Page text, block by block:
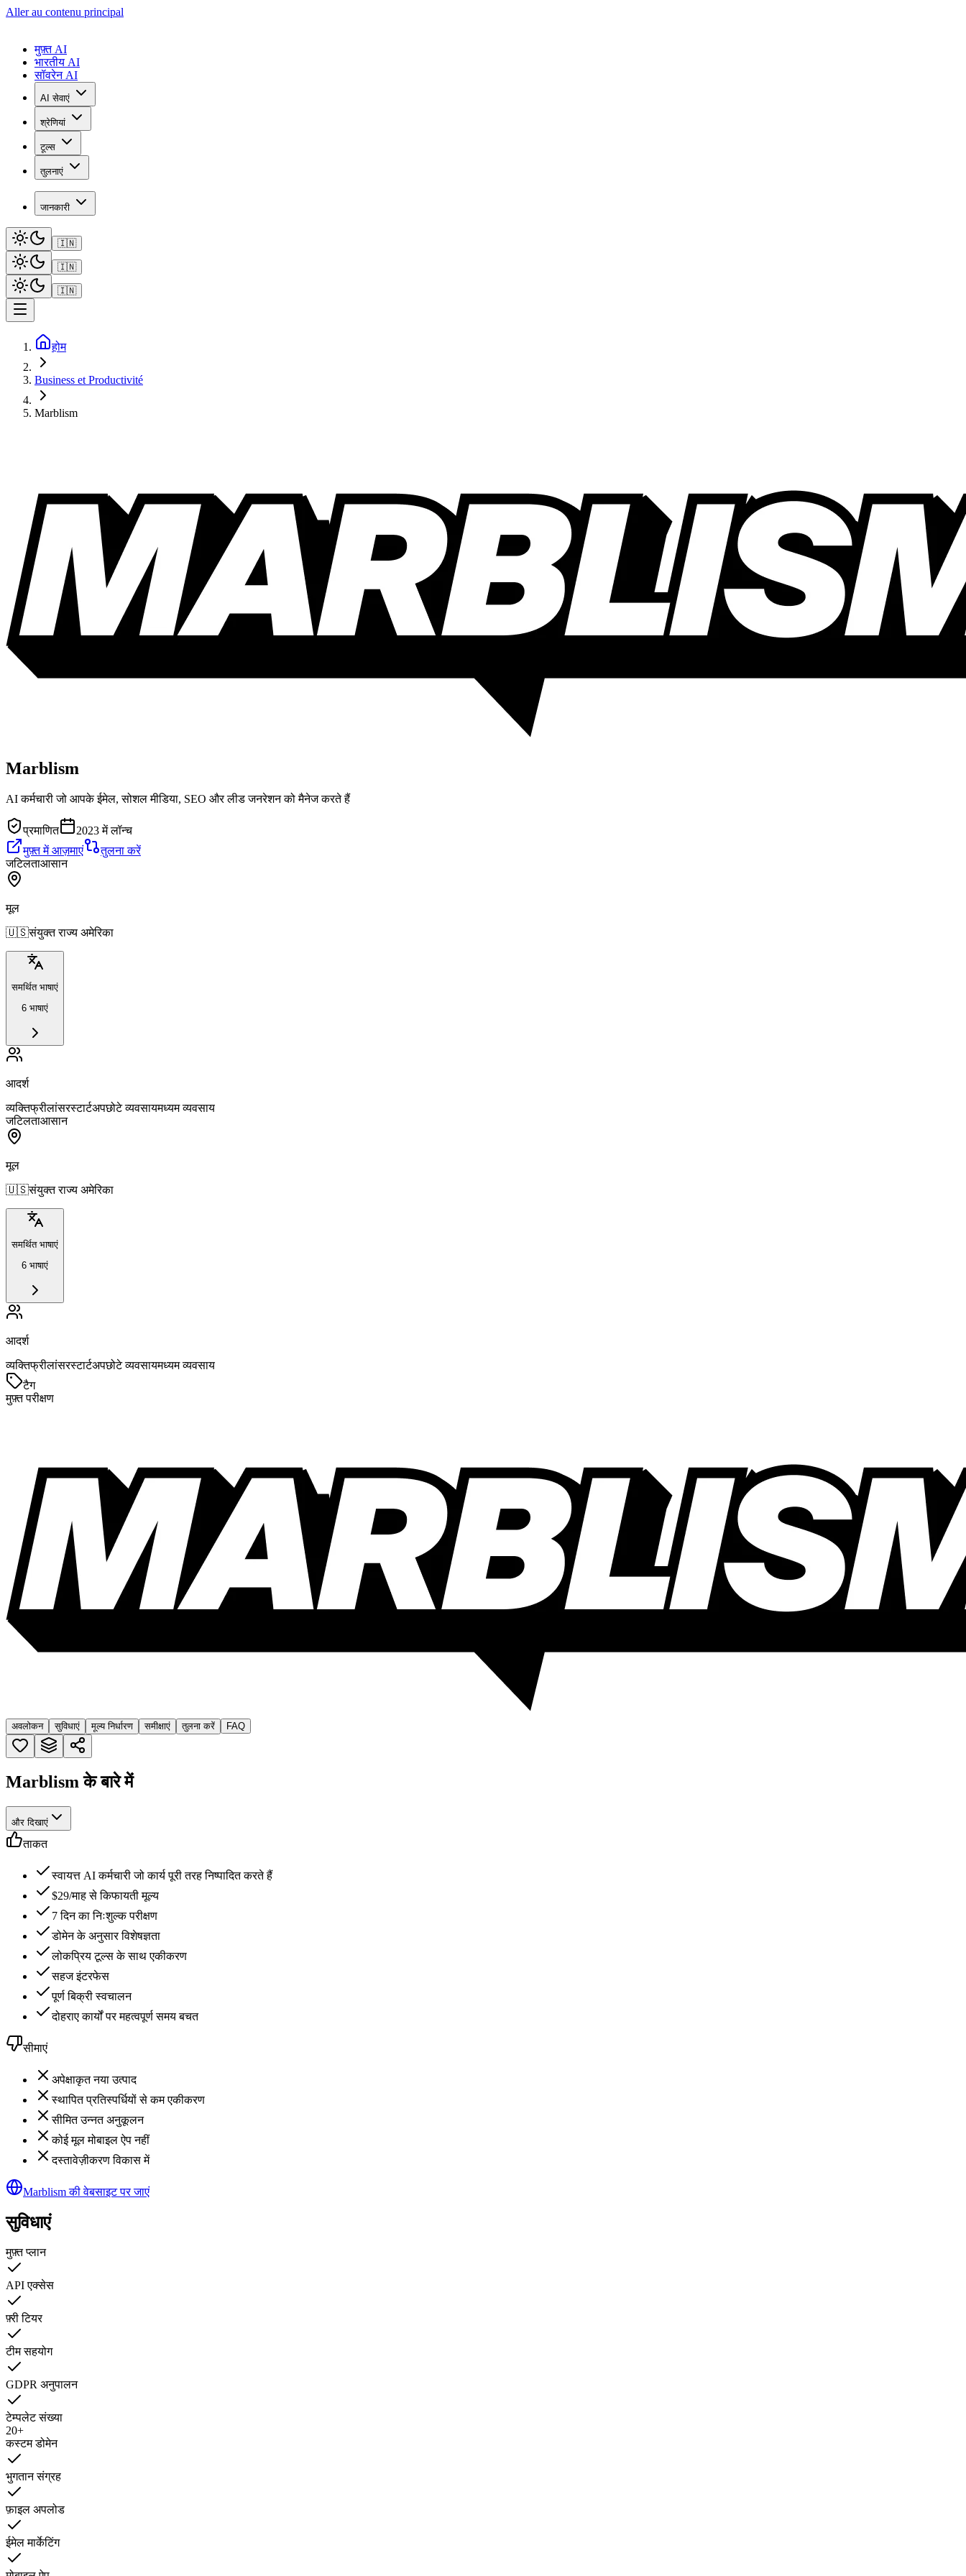
Aller au contenu principal
मुफ़्त AI
भारतीय AI
सॉवरेन AI
AI सेवाएं
श्रेणियां
टूल्स
तुलनाएं
जानकारी
🇮🇳
🇮🇳
🇮🇳
होम
Business et Productivité
Marblism
Marblism
AI कर्मचारी जो आपके ईमेल, सोशल मीडिया, SEO और लीड जनरेशन को मैनेज करते हैं
प्रमाणित
2023 में लॉन्च
मुफ़्त में आज़माएं
तुलना करें
जटिलताआसान
मूल
🇺🇸संयुक्त राज्य अमेरिका
समर्थित भाषाएं
6 भाषाएं
आदर्श
व्यक्तिफ्रीलांसरस्टार्टअपछोटे व्यवसायमध्यम व्यवसाय
जटिलताआसान
मूल
🇺🇸संयुक्त राज्य अमेरिका
समर्थित भाषाएं
6 भाषाएं
आदर्श
व्यक्तिफ्रीलांसरस्टार्टअपछोटे व्यवसायमध्यम व्यवसाय
टैग
मुफ़्त परीक्षण
अवलोकन सुविधाएं मूल्य निर्धारण समीक्षाएं तुलना करें FAQ
Marblism के बारे में
और दिखाएं
ताकत
स्वायत्त AI कर्मचारी जो कार्य पूरी तरह निष्पादित करते हैं
$29/माह से किफायती मूल्य
7 दिन का निःशुल्क परीक्षण
डोमेन के अनुसार विशेषज्ञता
लोकप्रिय टूल्स के साथ एकीकरण
सहज इंटरफेस
पूर्ण बिक्री स्वचालन
दोहराए कार्यों पर महत्वपूर्ण समय बचत
सीमाएं
अपेक्षाकृत नया उत्पाद
स्थापित प्रतिस्पर्धियों से कम एकीकरण
सीमित उन्नत अनुकूलन
कोई मूल मोबाइल ऐप नहीं
दस्तावेज़ीकरण विकास में
Marblism की वेबसाइट पर जाएं
सुविधाएं
मुफ़्त प्लान
API एक्सेस
फ़्री टियर
टीम सहयोग
GDPR अनुपालन
टेम्पलेट संख्या
20+
कस्टम डोमेन
भुगतान संग्रह
फ़ाइल अपलोड
ईमेल मार्केटिंग